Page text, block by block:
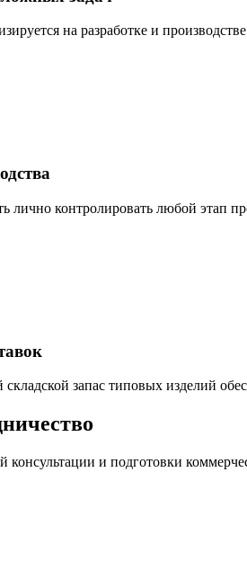
на разработке и
лично контролировать любой этап
запас типовых изделий
консультации и подготовки